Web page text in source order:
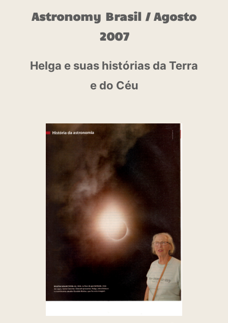
Astronomy Brasil / Agosto
2007
Helga e suas histórias da Terra
e do Céu